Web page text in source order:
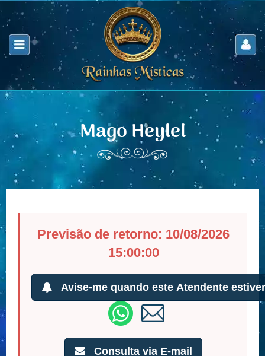
Mago Heylel
Previsão de retorno: 10/08/2026
15:00:00
Avise-me quando este Atendente
Consulta via E-mail